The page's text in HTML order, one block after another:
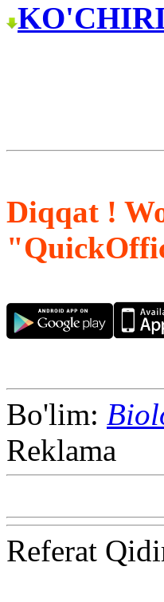
Diqqat !
Bo'lim:
Reklama
Referat